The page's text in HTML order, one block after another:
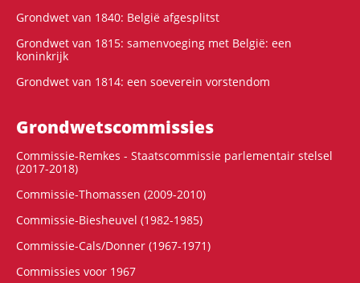
Grondwet van 1840: België afgesplitst
Grondwet van 1815: samenvoeging met België: een
koninkrijk
Grondwet van 1814: een soeverein vorstendom
Grondwets­commissies
Commissie-Remkes - Staatscommissie parlementair stelsel
(2017-2018)
Commissie-Thomassen (2009-2010)
Commissie-Biesheuvel (1982-1985)
Commissie-Cals/Donner (1967-1971)
Commissies voor 1967